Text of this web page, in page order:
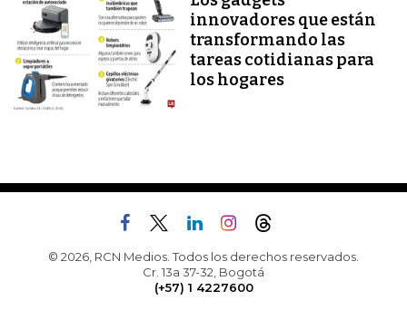
innovadores que están
transformando las
tareas cotidianas para
los hogares
© 2026, RCN Medios. Todos los derechos reservados.
Cr. 13a 37-32, Bogotá
(+57) 1 4227600